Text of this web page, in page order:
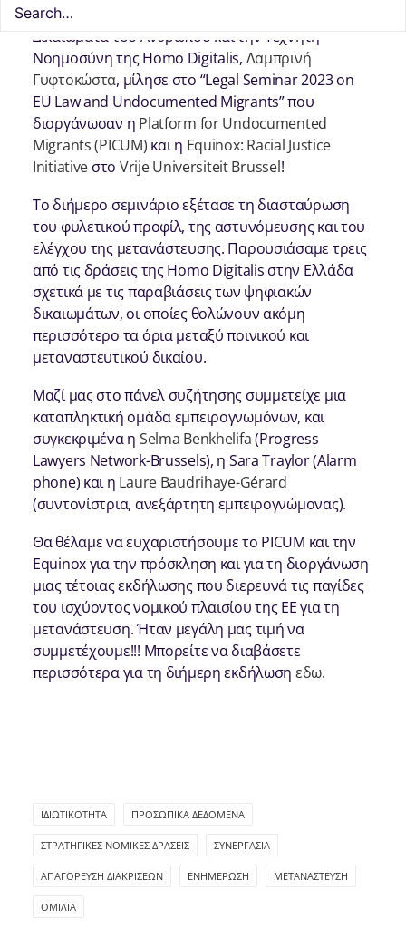
Στις 29 και 30 Νοεμβρίου, η Διευθύντρια για τα
Δικαιώματα του Ανθρώπου και την Τεχνητή
Νοημοσύνη της Homo Digitalis, Λαμπρινή
Γυφτοκώστα, μίλησε στο “Legal Seminar 2023 on
EU Law and Undocumented Migrants” που
διοργάνωσαν η Platform for Undocumented
Migrants (PICUM) και η Equinox: Racial Justice
Initiative στο Vrije Universiteit Brussel!
Το διήμερο σεμινάριο εξέτασε τη διασταύρωση
του φυλετικού προφίλ, της αστυνόμευσης και του
ελέγχου της μετανάστευσης. Παρουσιάσαμε τρεις
από τις δράσεις της Homo Digitalis στην Ελλάδα
σχετικά με τις παραβιάσεις των ψηφιακών
δικαιωμάτων, οι οποίες θολώνουν ακόμη
περισσότερο τα όρια μεταξύ ποινικού και
μεταναστευτικού δικαίου.
Μαζί μας στο πάνελ συζήτησης συμμετείχε μια
καταπληκτική ομάδα εμπειρογνωμόνων, και
συγκεκριμένα η Selma Benkhelifa(Progress
Lawyers Network-Brussels), η Sara Traylor (Alarm
phone) και η Laure Baudrihaye-Gérard
(συντονίστρια, ανεξάρτητη εμπειρογνώμονας).
Θα θέλαμε να ευχαριστήσουμε το PICUM και την
Equinox για την πρόσκληση και για τη διοργάνωση
μιας τέτοιας εκδήλωσης που διερευνά τις παγίδες
του ισχύοντος νομικού πλαισίου της ΕΕ για τη
μετανάστευση. Ήταν μεγάλη μας τιμή να
συμμετέχουμε!!! Μπορείτε να διαβάσετε
περισσότερα για τη διήμερη εκδήλωση εδω.
ΙΔΙΩΤΙΚΌΤΗΤΑ ΠΡΟΣΩΠΙΚΆ ΔΕΔΟΜΈΝΑ
ΣΤΡΑΤΗΓΙΚΈΣ ΝΟΜΙΚΈΣ ΔΡΆΣΕΙΣ ΣΥΝΕΡΓΑΣΊΑ
ΑΠΑΓΌΡΕΥΣΗ ΔΙΑΚΡΊΣΕΩΝ ΕΝΗΜΈΡΩΣΗ ΜΕΤΑΝΆΣΤΕΥΣΗ
ΟΜΙΛΊΑ